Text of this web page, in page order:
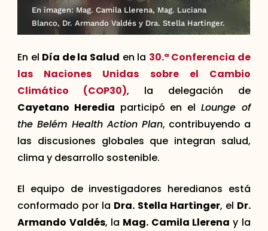
En imagen: Mag. Camila Llerena, Mag. Luciana
Blanco, Dr. Armando Valdés y Dra. Stella Hartinger.
En el Día de la Salud en la 30.ª Conferencia de
las Naciones Unidas sobre el Cambio
Climático (COP30), la delegación de
Cayetano Heredia participó en el Lounge of
the Belém Health Action Plan, contribuyendo a
las discusiones globales que integran salud,
clima y desarrollo sostenible.
El equipo de investigadores heredianos está
conformado por la Dra. Stella Hartinger, el Dr.
Armando Valdés, la Mag. Camila Llerena y la